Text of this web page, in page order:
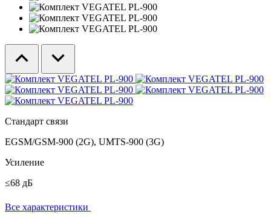
Стандарт связи
EGSM/GSM-900 (2G), UMTS-900 (3G)
Усиление
≤68 дБ
Все характеристики